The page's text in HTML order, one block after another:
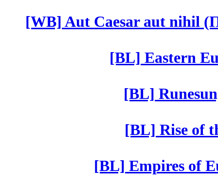
[WB] Aut Caesar aut nihil
[BL] Eastern
[BL]
[BL] Rise of
[BL] Empires of